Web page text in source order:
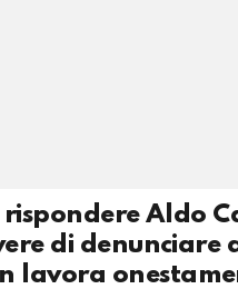
rispondere Aldo
di denunciare
lavora